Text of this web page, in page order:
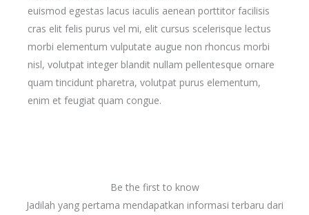
euismod egestas lacus iaculis aenean porttitor facilisis
cras elit felis purus vel mi, elit cursus scelerisque lectus
morbi elementum vulputate augue non rhoncus morbi
nisl, volutpat integer blandit nullam pellentesque ornare
quam tincidunt pharetra, volutpat purus elementum,
enim et feugiat quam congue.
Be the first to know
Jadilah yang pertama mendapatkan informasi terbaru dari